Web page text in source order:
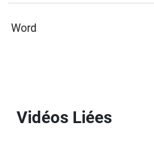
Word
Vidéos Liées